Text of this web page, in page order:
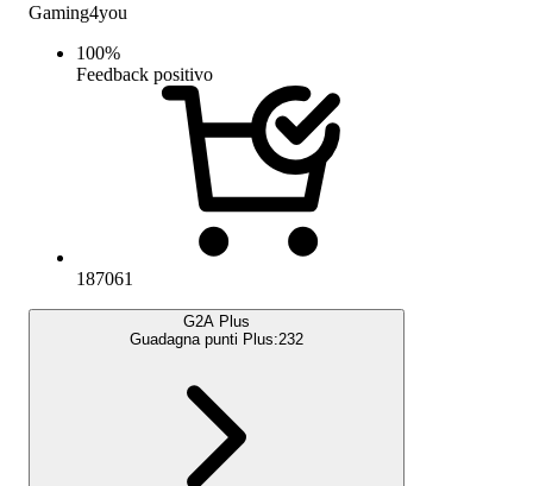
Gaming4you
100%
Feedback positivo
187061
G2A Plus
Guadagna punti Plus:232